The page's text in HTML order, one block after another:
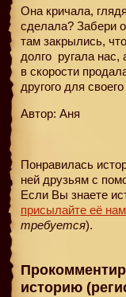
Она кричала,
сделала? Забери
там закрылись,
долго ругала
в скорости
другого для
Автор: Аня
Понравилась
ней друзьям с
Если Вы знаете
присылайте её нам
требуется).
историю